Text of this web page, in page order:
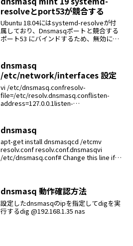
resolveとport53が競合する
Ubuntu 18.04にはsystemd-resolveが付
属しており、Dnsmasqポートと競合する
ポート53 にバインドするため、無効にす
す。sudo syst...
dnsmasq
/etc/network/interfaces 設定
vi /etc/dnsmasq.confresolv-
file=/etc/resolv.dnsmasq.conflisten-
address=127.0.0.1listen-
dnsmasq
apt-get install dnsmasqcd /etcmv
resolv.conf resolv.conf.dnsmasqvi
/etc/dnsmasq.conf# Change this line if
dnsmasq 動作確認方法
設定したdnsmasqのipを指定してdigを実
行するdig @192.168.1.35 nas